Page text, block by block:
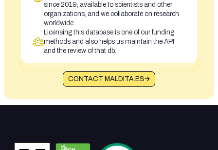
since 2019, available to scientists and other
organizations, and we collaborate on research
worldwide.
Licensing this database is one of our funding
methods and also helps us maintain the API
and the review of that db.
CONTACT MALDITA.ES